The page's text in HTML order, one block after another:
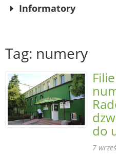
Informatory
Tag: numery
do
7